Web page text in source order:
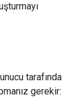
tarafında
gerekir: